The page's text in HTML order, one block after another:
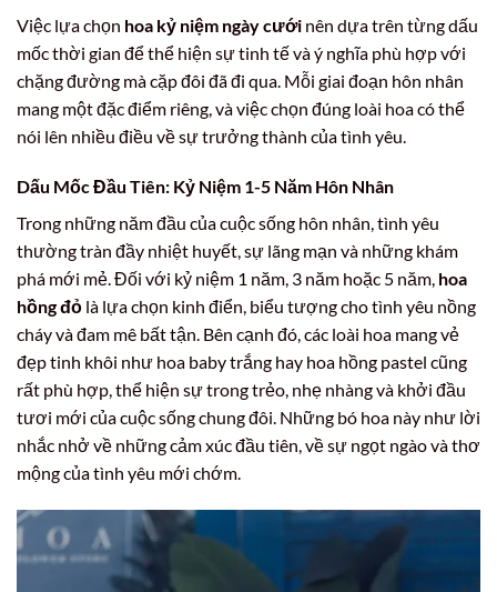
Việc lựa chọn hoa kỷ niệm ngày cưới nên dựa trên từng dấu
mốc thời gian để thể hiện sự tinh tế và ý nghĩa phù hợp với
chặng đường mà cặp đôi đã đi qua. Mỗi giai đoạn hôn nhân
mang một đặc điểm riêng, và việc chọn đúng loài hoa có thể
nói lên nhiều điều về sự trưởng thành của tình yêu.
Dấu Mốc Đầu Tiên: Kỷ Niệm 1-5 Năm Hôn Nhân
Trong những năm đầu của cuộc sống hôn nhân, tình yêu
thường tràn đầy nhiệt huyết, sự lãng mạn và những khám
phá mới mẻ. Đối với kỷ niệm 1 năm, 3 năm hoặc 5 năm, hoa
hồng đỏ là lựa chọn kinh điển, biểu tượng cho tình yêu nồng
cháy và đam mê bất tận. Bên cạnh đó, các loài hoa mang vẻ
đẹp tinh khôi như hoa baby trắng hay hoa hồng pastel cũng
rất phù hợp, thể hiện sự trong trẻo, nhẹ nhàng và khởi đầu
tươi mới của cuộc sống chung đôi. Những bó hoa này như lời
nhắc nhở về những cảm xúc đầu tiên, về sự ngọt ngào và thơ
mộng của tình yêu mới chớm.